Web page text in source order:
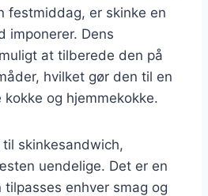
festmiddag, er skinke en
imponerer. Dens
at tilberede den på
hvilket gør den til en
og hjemmekokke.
skinkesandwich,
uendelige. Det er en
enhver smag og